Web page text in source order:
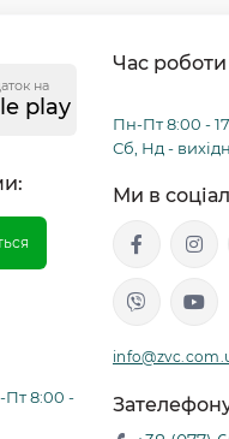
на
play
Пт 8:00 -
Час роботи
Пн-Пт 8:00 -
Сб, Нд -
Ми в